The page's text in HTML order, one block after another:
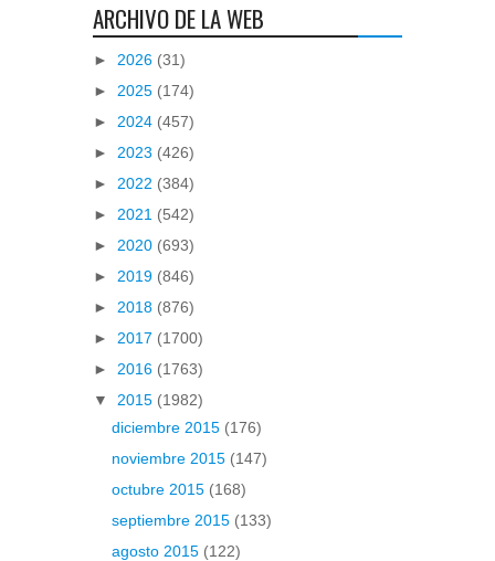
ARCHIVO DE LA WEB
► 2026 (31)
► 2025 (174)
► 2024 (457)
► 2023 (426)
► 2022 (384)
► 2021 (542)
► 2020 (693)
► 2019 (846)
► 2018 (876)
► 2017 (1700)
► 2016 (1763)
▼ 2015 (1982)
diciembre 2015 (176)
noviembre 2015 (147)
octubre 2015 (168)
septiembre 2015 (133)
agosto 2015 (122)